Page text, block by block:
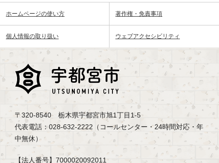
ホームページの使い方 著作権・免責事項
個人情報の取り扱い ウェブアクセシビリティ
〒320-8540 栃木県宇都宮市旭1丁目1-5
代表電話：028-632-2222（コールセンター・24時間対応・年
中無休）
【法人番号】7000020092011